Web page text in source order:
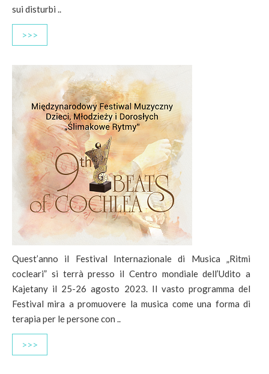
sui disturbi ..
>>>
Quest’anno il Festival Internazionale di Musica „Ritmi
cocleari” si terrà presso il Centro mondiale dell’Udito a
Kajetany il 25-26 agosto 2023. Il vasto programma del
Festival mira a promuovere la musica come una forma di
terapia per le persone con ..
>>>